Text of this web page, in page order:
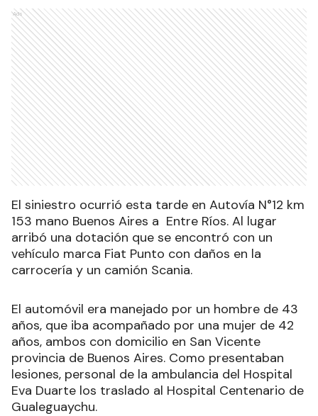
Ads
El siniestro ocurrió esta tarde en Autovía N°12 km
153 mano Buenos Aires a Entre Ríos. Al lugar
arribó una dotación que se encontró con un
vehículo marca Fiat Punto con daños en la
carrocería y un camión Scania.
El automóvil era manejado por un hombre de 43
años, que iba acompañado por una mujer de 42
años, ambos con domicilio en San Vicente
provincia de Buenos Aires. Como presentaban
lesiones, personal de la ambulancia del Hospital
Eva Duarte los traslado al Hospital Centenario de
Gualeguaychu.